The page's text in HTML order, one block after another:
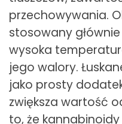
przechowywania.
stosowany
wysoka
jego walory.
jako prosty
zwiększa wartość
to, że